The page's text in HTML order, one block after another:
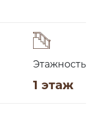
Этажность
1 этаж